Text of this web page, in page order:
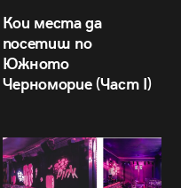
Кои места да
посетиш по
Южното
Черноморие (Част I)